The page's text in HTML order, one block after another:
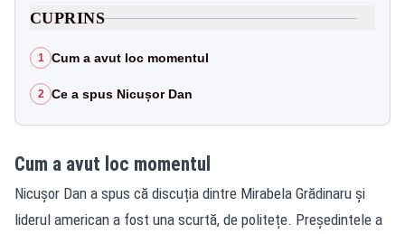
CUPRINS
1 Cum a avut loc momentul
2 Ce a spus Nicușor Dan
Cum a avut loc momentul
Nicușor Dan a spus că discuția dintre Mirabela Grădinaru și
liderul american a fost una scurtă, de politețe. Președintele a